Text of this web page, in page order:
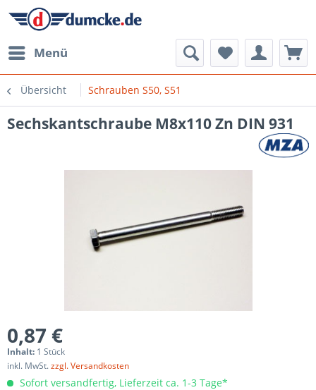
Menü
Übersicht Schrauben S50, S51
Sechskantschraube M8x110 Zn DIN 931
0,87 €
Inhalt: 1 Stück
inkl. MwSt.zzgl. Versandkosten
Sofort versandfertig, Lieferzeit ca. 1-3 Tage*